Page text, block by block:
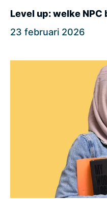
Level up: welke NPC
23 februari 2026